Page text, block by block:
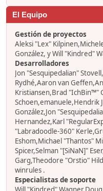
El Equipo
Gestión de proyectos
Aleksi "Lex"
González, y Will "Kindred"
Desarrolladores
Jon "Sesquipedalian"
Rydhé,Aaron van
Kristiansen,Brad "IchBin™"
Schoen,emanuele,Hendrik
González,Jon
Hernandez,Karl
"Labradoodle-360"
Eshom,Michael "Thantos"
Spicer,Selman "[SiNaN]"
Garg,Theodore "Orstio"
winrules .
Especialistas de soporte